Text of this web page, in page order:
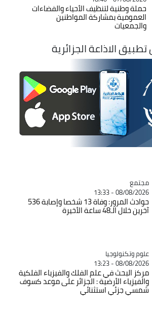
حملة وطنية لتنظيف الأحياء والفضاءات
العمومية بمشاركة المواطنين
والجمعيات
الاذاعة الجزائرية
Catégorie
مجتمع
08/08/2026 - 13:33
حوادث المرور: وفاة 13 شخصا وإصابة 536
آخرين خلال الـ48 ساعة الأخيرة
Catégorie
علوم وتكنولوجيا
08/08/2026 - 13:23
مركز البحث في علم الفلك والفيزياء الفلكية
والفيزياء الأرضية : الجزائر على موعد كسوف
شمسي جزئي استثنائي